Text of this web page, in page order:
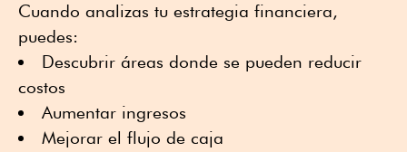
Cuando analizas tu estrategia financiera,
puedes:
Descubrir áreas donde se pueden reducir
costos
Aumentar ingresos
Mejorar el flujo de caja